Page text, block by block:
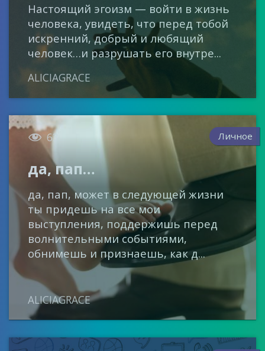
Настоящий эгоизм — войти в жизнь
человека, увидеть, что перед тобой
искренний, добрый и любящий
человек…и разрушать его внутре...
ALICIAGRACE
 63 Личное
да, пап…
да, пап, может в следующей жизни
ты придешь на все мои
выступления, поддержишь перед
волнительными событиями,
обнимешь и признаешь, как д...
ALICIAGRACE